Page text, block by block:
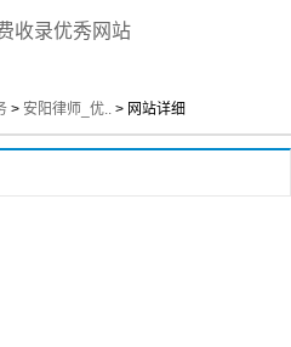
收录优秀网站
> 安阳律师_优.. > 网站详细